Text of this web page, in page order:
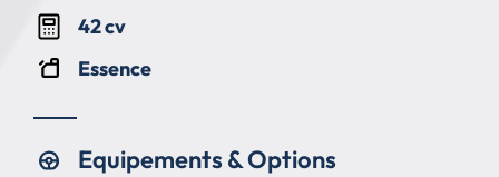
42 cv
Essence
Equipements & Options